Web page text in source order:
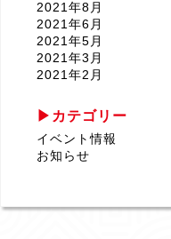
2021年8月
2021年6月
2021年5月
2021年3月
2021年2月
2020年8月
2020年5月
2020年4月
2020年1月
2019年10月
カテゴリー
イベント情報
お知らせ